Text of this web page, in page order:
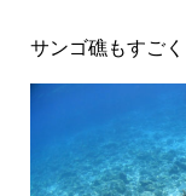
サンゴ礁もすご